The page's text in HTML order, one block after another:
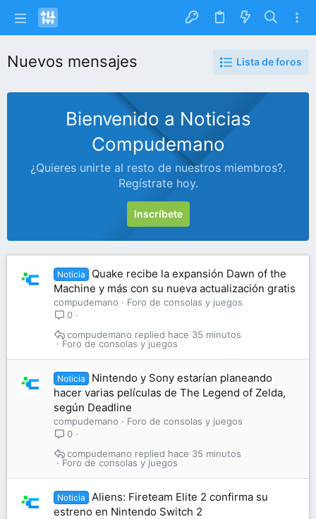
Nuevos mensajes Lista de foros
Bienvenido a Noticias
Compudemano
¿Quieres unirte al resto de nuestros miembros?.
Regístrate hoy.
Inscríbete
Noticia
Quake recibe la expansión Dawn of the
Machine y más con su nueva actualización gratis
compudemano
Foro de consolas y juegos
0
Foro de consolas y juegos
hace 35 minutos
compudemano
Noticia
Nintendo y Sony estarían planeando
hacer varias películas de The Legend of Zelda,
según Deadline
compudemano
Foro de consolas y juegos
0
Foro de consolas y juegos
hace 35 minutos
compudemano
Noticia
Aliens: Fireteam Elite 2 confirma su
estreno en Nintendo Switch 2